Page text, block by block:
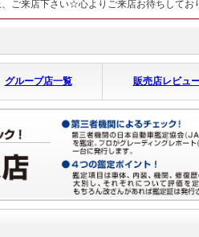
ご来店下さい☆心よりご来店お待ちして
グループ店一覧 販売店レビュ